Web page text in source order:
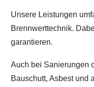
Unsere Leistungen
Brennwerttechnik.
garantieren.
Auch bei Sanierungen
Bauschutt, Asbest und